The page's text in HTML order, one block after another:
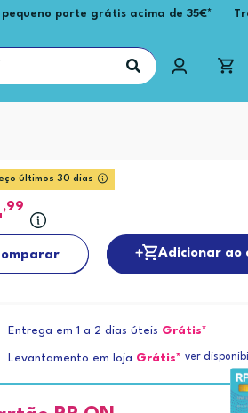
porte grátis acima de 35€*
últimos 30 dias
,99
Adicionar ao
Entrega em 1 a 2 dias úteis Grátis*
Levantamento em loja Grátis* ver